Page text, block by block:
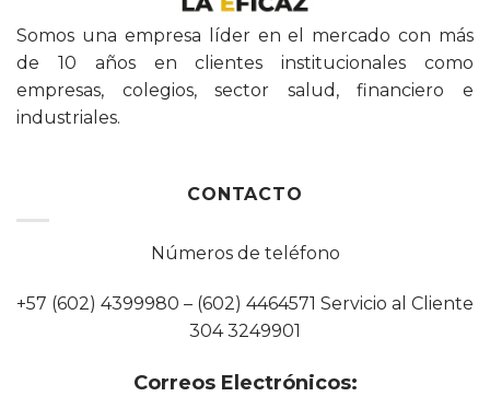
Somos una empresa líder en el mercado con más
de 10 años en clientes institucionales como
empresas, colegios, sector salud, financiero e
industriales.
CONTACTO
Números de teléfono
+57 (602) 4399980 – (602) 4464571 Servicio al Cliente
304 3249901
Correos Electrónicos: